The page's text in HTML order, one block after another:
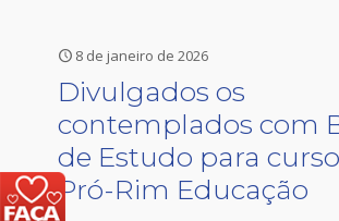
8 de janeiro de 2026
Divulgados os
contemplados com
de Estudo para
Pró-Rim Educação